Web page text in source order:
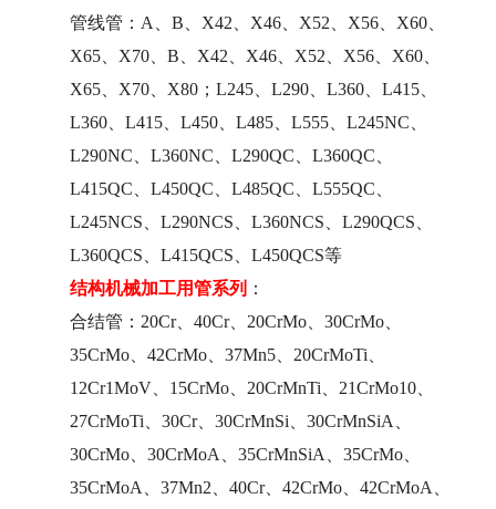
管线管：A、B、X42、X46、X52、X56、X60、
X65、X70、B、X42、X46、X52、X56、X60、
X65、X70、X80；L245、L290、L360、L415、
L360、L415、L450、L485、L555、L245NC、
L290NC、L360NC、L290QC、L360QC、
L415QC、L450QC、L485QC、L555QC、
L245NCS、L290NCS、L360NCS、L290QCS、
L360QCS、L415QCS、L450QCS等
结构机械加工用管系列 ：
合结管：20Cr、40Cr、20CrMo、30CrMo、
35CrMo、42CrMo、37Mn5、20CrMoTi、
12Cr1MoV、15CrMo、 20CrMnTi 、21CrMo10、
27CrMoTi、30Cr、30CrMnSi、30CrMnSiA、
30CrMo、30CrMoA、35CrMnSiA、35CrMo、
35CrMoA、37Mn2、40Cr、42CrMo、42CrMoA、